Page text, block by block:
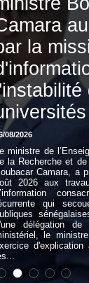
la
08/2026
ministre de
la Recherche et de
Camara, a
2026 aux
qui
délégation de
le
d'explication